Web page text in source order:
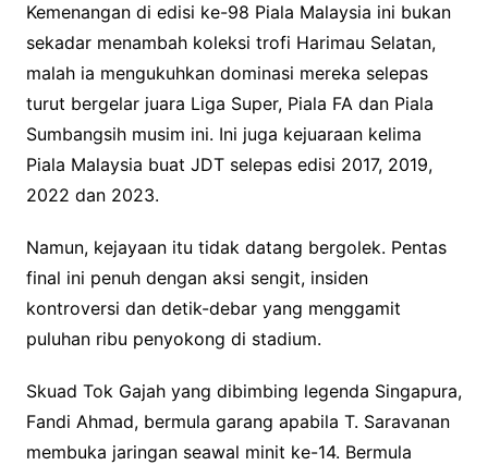
Kemenangan di edisi ke-98 Piala Malaysia ini bukan
sekadar menambah koleksi trofi Harimau Selatan,
malah ia mengukuhkan dominasi mereka selepas
turut bergelar juara Liga Super, Piala FA dan Piala
Sumbangsih musim ini. Ini juga kejuaraan kelima
Piala Malaysia buat JDT selepas edisi 2017, 2019,
2022 dan 2023.
Namun, kejayaan itu tidak datang bergolek. Pentas
final ini penuh dengan aksi sengit, insiden
kontroversi dan detik-debar yang menggamit
puluhan ribu penyokong di stadium.
Skuad Tok Gajah yang dibimbing legenda Singapura,
Fandi Ahmad, bermula garang apabila T. Saravanan
membuka jaringan seawal minit ke-14. Bermula